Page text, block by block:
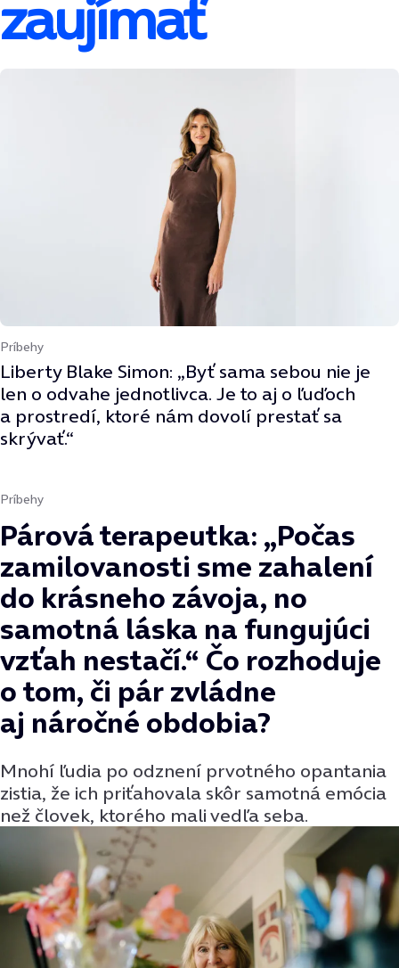
zaujímať
Príbehy
Liberty Blake Simon: „Byť sama sebou nie je
len o odvahe jednotlivca. Je to aj o ľuďoch
a prostredí, ktoré nám dovolí prestať sa
skrývať.“
Príbehy
Párová terapeutka: „Počas
zamilovanosti sme zahalení
do krásneho závoja, no
samotná láska na fungujúci
vzťah nestačí.“ Čo rozhoduje
o tom, či pár zvládne
aj náročné obdobia?
Mnohí ľudia po odznení prvotného opantania
zistia, že ich priťahovala skôr samotná emócia
než človek, ktorého mali vedľa seba.